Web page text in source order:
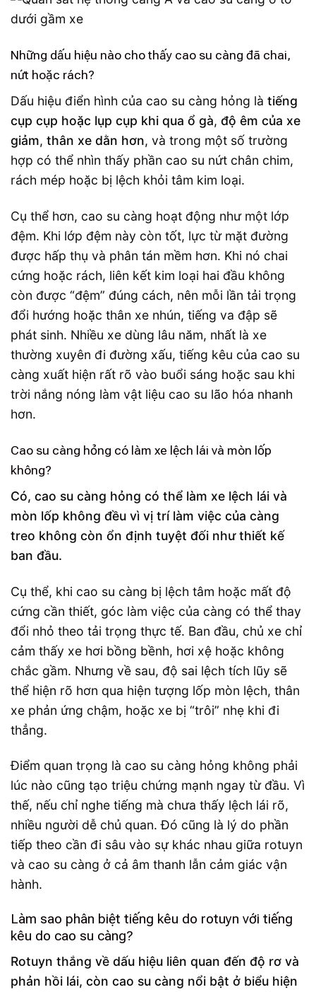
Những dấu hiệu nào cho thấy cao su càng đã chai,
nứt hoặc rách?
Dấu hiệu điển hình của cao su càng hỏng là tiếng
cụp cụp hoặc lụp cụp khi qua ổ gà, độ êm của xe
giảm, thân xe dằn hơn, và trong một số trường
hợp có thể nhìn thấy phần cao su nứt chân chim,
rách mép hoặc bị lệch khỏi tâm kim loại.
Cụ thể hơn, cao su càng hoạt động như một lớp
đệm. Khi lớp đệm này còn tốt, lực từ mặt đường
được hấp thụ và phân tán mềm hơn. Khi nó chai
cứng hoặc rách, liên kết kim loại hai đầu không
còn được “đệm” đúng cách, nên mỗi lần tải trọng
đổi hướng hoặc thân xe nhún, tiếng va đập sẽ
phát sinh. Nhiều xe dùng lâu năm, nhất là xe
thường xuyên đi đường xấu, tiếng kêu của cao su
càng xuất hiện rất rõ vào buổi sáng hoặc sau khi
trời nắng nóng làm vật liệu cao su lão hóa nhanh
hơn.
Cao su càng hỏng có làm xe lệch lái và mòn lốp
không?
Có, cao su càng hỏng có thể làm xe lệch lái và
mòn lốp không đều vì vị trí làm việc của càng
treo không còn ổn định tuyệt đối như thiết kế
ban đầu.
Cụ thể, khi cao su càng bị lệch tâm hoặc mất độ
cứng cần thiết, góc làm việc của càng có thể thay
đổi nhỏ theo tải trọng thực tế. Ban đầu, chủ xe chỉ
cảm thấy xe hơi bồng bềnh, hơi xệ hoặc không
chắc gầm. Nhưng về sau, độ sai lệch tích lũy sẽ
thể hiện rõ hơn qua hiện tượng lốp mòn lệch, thân
xe phản ứng chậm, hoặc xe bị “trôi” nhẹ khi đi
thẳng.
Điểm quan trọng là cao su càng hỏng không phải
lúc nào cũng tạo triệu chứng mạnh ngay từ đầu. Vì
thế, nếu chỉ nghe tiếng mà chưa thấy lệch lái rõ,
nhiều người dễ chủ quan. Đó cũng là lý do phần
tiếp theo cần đi sâu vào sự khác nhau giữa rotuyn
và cao su càng ở cả âm thanh lẫn cảm giác vận
hành.
Làm sao phân biệt tiếng kêu do rotuyn với tiếng
kêu do cao su càng?
Rotuyn thắng về dấu hiệu liên quan đến độ rơ và
phản hồi lái, còn cao su càng nổi bật ở biểu hiện